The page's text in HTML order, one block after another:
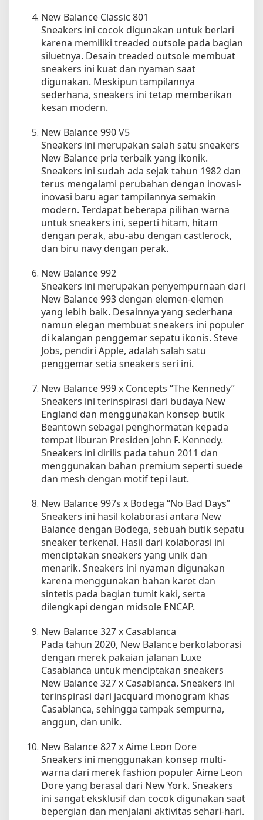
New Balance Classic 801
Sneakers ini cocok digunakan untuk berlari
karena memiliki treaded outsole pada bagian
siluetnya. Desain treaded outsole membuat
sneakers ini kuat dan nyaman saat
digunakan. Meskipun tampilannya
sederhana, sneakers ini tetap memberikan
kesan modern.
New Balance 990 V5
Sneakers ini merupakan salah satu sneakers
New Balance pria terbaik yang ikonik.
Sneakers ini sudah ada sejak tahun 1982 dan
terus mengalami perubahan dengan inovasi-
inovasi baru agar tampilannya semakin
modern. Terdapat beberapa pilihan warna
untuk sneakers ini, seperti hitam, hitam
dengan perak, abu-abu dengan castlerock,
dan biru navy dengan perak.
New Balance 992
Sneakers ini merupakan penyempurnaan dari
New Balance 993 dengan elemen-elemen
yang lebih baik. Desainnya yang sederhana
namun elegan membuat sneakers ini populer
di kalangan penggemar sepatu ikonis. Steve
Jobs, pendiri Apple, adalah salah satu
penggemar setia sneakers seri ini.
New Balance 999 x Concepts “The Kennedy”
Sneakers ini terinspirasi dari budaya New
England dan menggunakan konsep butik
Beantown sebagai penghormatan kepada
tempat liburan Presiden John F. Kennedy.
Sneakers ini dirilis pada tahun 2011 dan
menggunakan bahan premium seperti suede
dan mesh dengan motif tepi laut.
New Balance 997s x Bodega “No Bad Days”
Sneakers ini hasil kolaborasi antara New
Balance dengan Bodega, sebuah butik sepatu
sneaker terkenal. Hasil dari kolaborasi ini
menciptakan sneakers yang unik dan
menarik. Sneakers ini nyaman digunakan
karena menggunakan bahan karet dan
sintetis pada bagian tumit kaki, serta
dilengkapi dengan midsole ENCAP.
New Balance 327 x Casablanca
Pada tahun 2020, New Balance berkolaborasi
dengan merek pakaian jalanan Luxe
Casablanca untuk menciptakan sneakers
New Balance 327 x Casablanca. Sneakers ini
terinspirasi dari jacquard monogram khas
Casablanca, sehingga tampak sempurna,
anggun, dan unik.
New Balance 827 x Aime Leon Dore
Sneakers ini menggunakan konsep multi-
warna dari merek fashion populer Aime Leon
Dore yang berasal dari New York. Sneakers
ini sangat eksklusif dan cocok digunakan saat
bepergian dan menjalani aktivitas sehari-hari.